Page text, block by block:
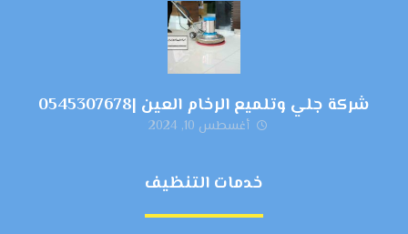
شركة جلي وتلميع الرخام العين |0545307678
أغسطس 10, 2024
خدمات التنظيف